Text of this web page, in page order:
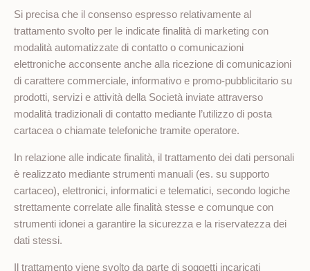
Si precisa che il consenso espresso relativamente al
trattamento svolto per le indicate finalità di marketing con
modalità automatizzate di contatto o comunicazioni
elettroniche acconsente anche alla ricezione di comunicazioni
di carattere commerciale, informativo e promo-pubblicitario su
prodotti, servizi e attività della Società inviate attraverso
modalità tradizionali di contatto mediante l’utilizzo di posta
cartacea o chiamate telefoniche tramite operatore.
In relazione alle indicate finalità, il trattamento dei dati personali
è realizzato mediante strumenti manuali (es. su supporto
cartaceo), elettronici, informatici e telematici, secondo logiche
strettamente correlate alle finalità stesse e comunque con
strumenti idonei a garantire la sicurezza e la riservatezza dei
dati stessi.
Il trattamento viene svolto da parte di soggetti incaricati